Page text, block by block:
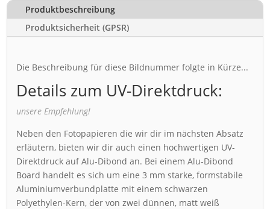
Produktbeschreibung
Produktsicherheit (GPSR)
Die Beschreibung für diese Bildnummer folgte in Kürze...
Details zum UV-Direktdruck:
unsere Empfehlung!
Neben den Fotopapieren die wir dir im nächsten Absatz
erläutern, bieten wir dir auch einen hochwertigen UV-
Direktdruck auf Alu-Dibond an. Bei einem Alu-Dibond
Board handelt es sich um eine 3 mm starke, formstabile
Aluminiumverbundplatte mit einem schwarzen
Polyethylen-Kern, der von zwei dünnen, matt weiß